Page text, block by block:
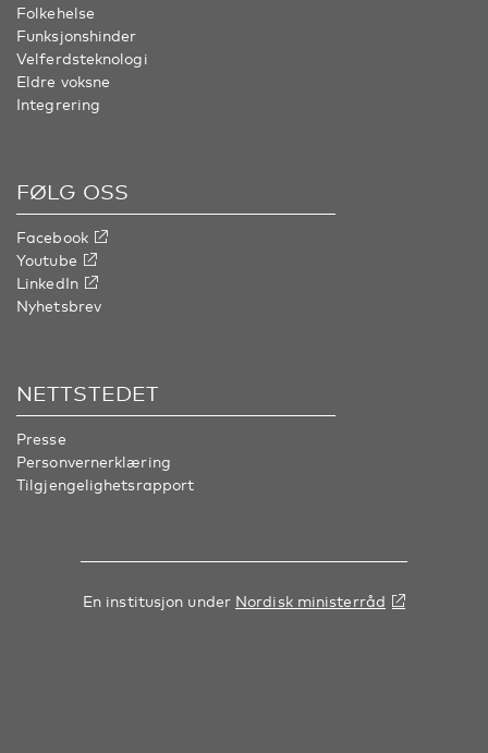
Folkehelse
Funksjonshinder
Velferdsteknologi
Eldre voksne
Integrering
FØLG OSS
Facebook
Youtube
LinkedIn
Nyhetsbrev
NETTSTEDET
Presse
Personvernerklæring
Tilgjengelighetsrapport
En institusjon under Nordisk ministerråd